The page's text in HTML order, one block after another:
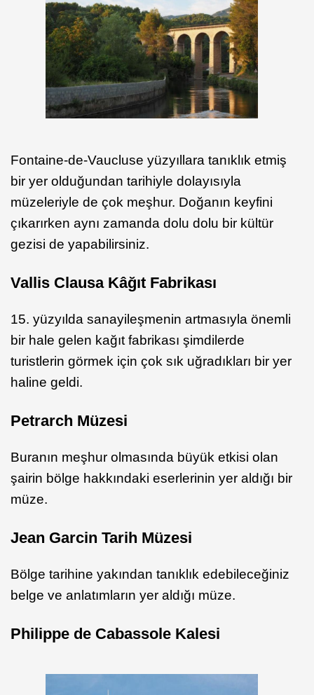
Fontaine-de-Vaucluse yüzyıllara tanıklık etmiş
bir yer olduğundan tarihiyle dolayısıyla
müzeleriyle de çok meşhur. Doğanın keyfini
çıkarırken aynı zamanda dolu dolu bir kültür
gezisi de yapabilirsiniz.
Vallis Clausa Kâğıt Fabrikası
15. yüzyılda sanayileşmenin artmasıyla önemli
bir hale gelen kağıt fabrikası şimdilerde
turistlerin görmek için çok sık uğradıkları bir yer
haline geldi.
Petrarch Müzesi
Buranın meşhur olmasında büyük etkisi olan
şairin bölge hakkındaki eserlerinin yer aldığı bir
müze.
Jean Garcin Tarih Müzesi
Bölge tarihine yakından tanıklık edebileceğiniz
belge ve anlatımların yer aldığı müze.
Philippe de Cabassole Kalesi